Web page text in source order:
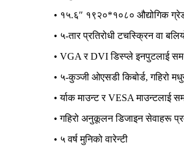
• १५.६″ १९२०*१०८० औद्योगिक
• ५-तार प्रतिरोधी टचस्क्रिन वा
• VGA र DVI डिस्प्ले इनपुटलाई
• ५-कुञ्जी ओएसडी किबोर्ड, गहिरो
• र्याक माउन्ट र VESA माउन्टलाई
• गहिरो अनुकूलन डिजाइन सेवाहरू
• ५ वर्ष मुनिको वारेन्टी